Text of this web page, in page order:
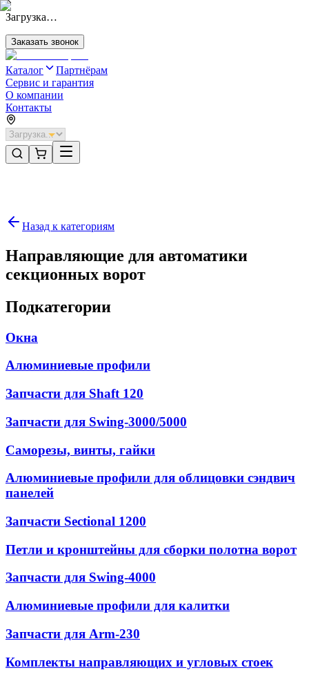
Загрузка…
Заказать звонок
Каталог
Партнёрам
Сервис и гарантия
О компании
Контакты
Направляющие для автоматики секционных ворот
Назад к категориям
Направляющие для автоматики
секционных ворот
Подкатегории
Окна
Алюминиевые профили
Запчасти для Shaft 120
Запчасти для Swing-3000/5000
Саморезы, винты, гайки
Алюминиевые профили для облицовки сэндвич
панелей
Запчасти Sectional 1200
Петли и кронштейны для сборки полотна ворот
Запчасти для Swing-4000
Алюминиевые профили для калитки
Запчасти для Arm-230
Комплекты направляющих и угловых стоек